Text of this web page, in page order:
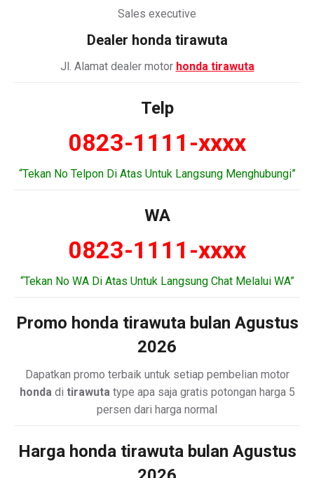
Sales executive
Dealer honda tirawuta
Jl. Alamat dealer motor honda tirawuta
Telp
0823-1111-xxxx
“Tekan No Telpon Di Atas Untuk Langsung Menghubungi”
WA
0823-1111-xxxx
“Tekan No WA Di Atas Untuk Langsung Chat Melalui WA”
Promo honda tirawuta bulan Agustus
2026
Dapatkan promo terbaik untuk setiap pembelian motor
hondadi tirawutatype apa saja gratis potongan harga 5
persen dari harga normal
Harga honda tirawuta bulan Agustus